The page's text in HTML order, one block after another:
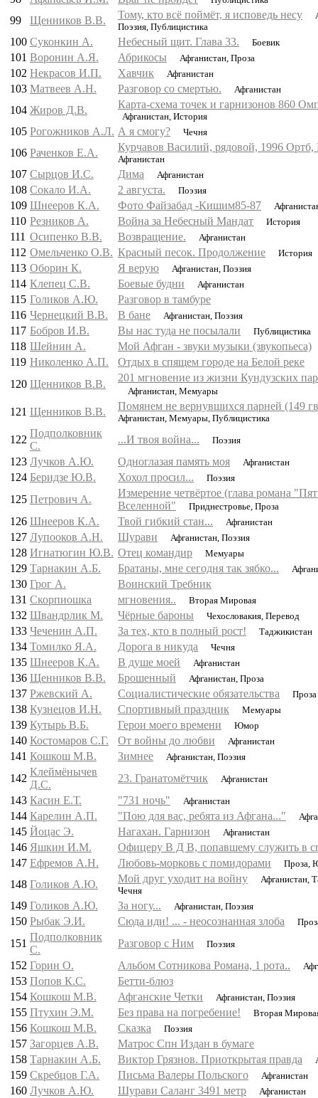
99 Щенников В.В. Тому, кто всё поймёт, я исповедь несу
Поэзия, Публицистика
100 Суконкин А. Небесный щит. Глава 33. Боевик
101 Воронин А.Я. Абрикосы Афганистан, Проза
102 Некрасов И.П. Хавчик Афганистан
103 Матвеев А.Н. Разговор со смертью. Афганистан
104 Жиров Д.В. Карта-схема точек и гарнизонов 860
Афганистан, История
105 Рогожников А.Л. А я смогу? Чечня
106 Раченков Е.А. Курчавов Василий, рядовой, 1996 Ортб,
Афганистан
107 Сырцов И.С. Дима Афганистан
108 Сокало И.А. 2 августа. Поэзия
109 Шнееров К.А. Фото Файзабад -Кишим85-87
110 Резников А. Война за Небесный Мандат История
111 Осипенко В.В. Возвращение. Афганистан
112 Омельченко О.В. Красный песок. Продолжение История
113 Оборин К. Я верую Афганистан, Поэзия
114 Клепец С.В. Боевые будни Афганистан
115 Голиков А.Ю.
Разговор в тамбуре
116 Чернецкий В.В. В бане Афганистан, Поэзия
117 Бобров И.В. Вы нас туда не посылали Публицистика
118 Шейнин А.
Мой Афган - звуки музыки (звукопьеса)
119 Николенко А.П.
Отдых в спящем городе на Белой реке
120 Щенников В.В.
201 мгновение из жизни Кундузских
Афганистан, Мемуары
121 Щенников В.В. Помянем не вернувшихся парней (149
Афганистан, Мемуары, Публицистика
122
Подполковник
С.
...И твоя война... Поэзия
123 Лучков А.Ю. Одноглазая память моя Афганистан
124 Беридзе Ю.В. Хохол просил... Поэзия
125 Петрович А.
Измерение четвёртое (глава романа
Вселенной"
Приднестровье, Проза
126 Шнееров К.А. Твой гибкий стан... Афганистан
127 Лупооков А.Н. Шурави Афганистан, Поэзия
128 Игнатюгин Ю.В. Отец командир Мемуары
129 Тарнакин А.Б. Братаны, мне сегодня так зябко...
130 Грог А.
Воинский Требник
131 Скорпиошка мгновения.. Вторая Мировая
132 Швандрлик М. Чёрные бароны Чехословакия, Перевод
133 Чеченин А.П. За тех, кто в полный рост! Таджикистан
134 Томилко Я.А. Дорога в никуда Чечня
135 Шнееров К.А. В душе моей Афганистан
136 Щенников В.В. Брошенный Афганистан, Проза
137 Ржевский А. Социалистические обязательства Проза
138 Кузнецов И.Н. Спортивный праздник Мемуары
139 Кутырь В.Б. Герои моего времени Юмор
140 Костомаров С.Г. От войны до любви Афганистан
141 Кошкош М.В. Зимнее Афганистан, Поэзия
142
Клеймёнычев
Д.С.
23. Гранатомётчик Афганистан
143 Касин Е.Т. "731 ночь" Афганистан
144 Карелин А.П. "Пою для вас, ребята из Афгана..."
145 Йоцас Э. Нагахан. Гарнизон Афганистан
146 Яшкин И.М.
Офицеру В Д В, попавшему служить в
147 Ефремов А.Н. Любовь-морковь с помидорами Проза,
148 Голиков А.Ю. Мой друг уходит на войну
Афганистан,
Чечня
149 Голиков А.Ю. За ногу... Афганистан, Поэзия
150 Рыбак Э.И. Сюда иди! ... - неосознанная злоба
151
Подполковник
С.
Разговор с Ним Поэзия
152 Горин О. Альбом Сотникова Романа, 1 рота..
153 Попов К.С.
Бетти-блюз
154 Кошкош М.В. Афганские Четки Афганистан, Поэзия
155 Птухин Э.М. Без права на погребение! Вторая
156 Кошкош М.В. Сказка Поэзия
157 Загорцев А.В.
Матрос Спн Издан в бумаге
158 Тарнакин А.Б. Виктор Грязнов. Приоткрытая правда
159 Скребцов Г.А. Письма Валеры Польского Афганистан
160 Лучков А.Ю. Шурави Саланг 3491 метр Афганистан